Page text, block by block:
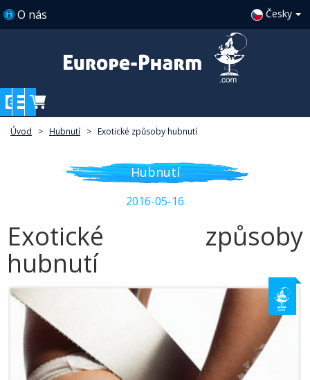
O nás Česky
Úvod > Hubnutí > Exotické způsoby hubnutí
Hubnutí
2016-05-16
Exotické způsoby
hubnutí